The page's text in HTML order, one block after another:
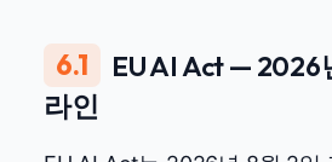
6.1
EU AI Act — 2026
라인